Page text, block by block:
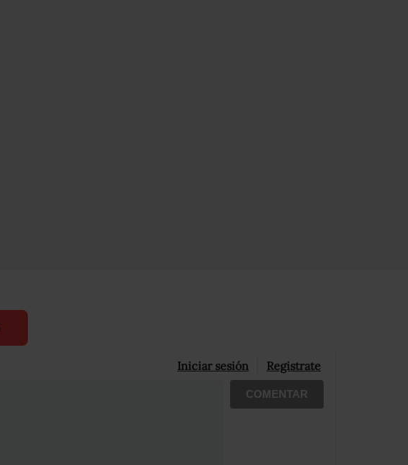
Iniciar sesión Registrate
COMENTAR